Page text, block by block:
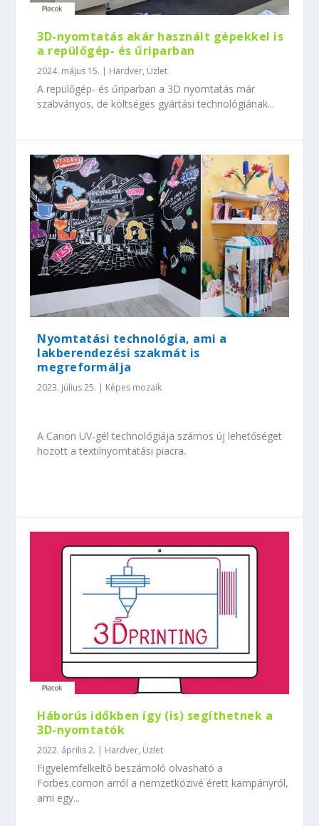
3D-nyomtatás akár használt gépekkel is
a repülőgép- és űriparban
2024. május 15. | Hardver, Üzlet
A repülőgép- és űriparban a 3D nyomtatás már
szabványos, de költséges gyártási technológiának...
Nyomtatási technológia, ami a
lakberendezési szakmát is
megreformálja
2023. július 25. | Képes mozaik
A Canon UV-gél technológiája számos új lehetőséget
hozott a textilnyomtatási piacra.
Háborús időkben így (is) segíthetnek a
3D-nyomtatók
2022. április 2. | Hardver, Üzlet
Figyelemfelkeltő beszámoló olvasható a
Forbes.comon arról a nemzetközivé érett kampányról,
ami egy...